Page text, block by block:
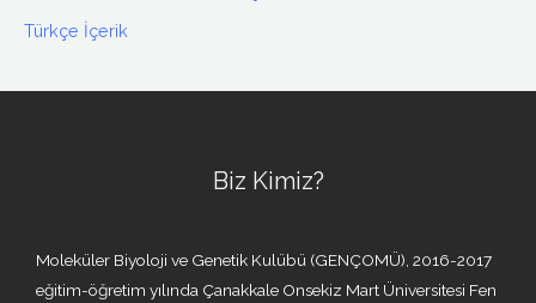
Türkçe İçerik
Biz Kimiz?
Moleküler Biyoloji ve Genetik Kulübü (GENÇOMÜ), 2016-2017
eğitim-öğretim yılında Çanakkale Onsekiz Mart Üniversitesi Fen